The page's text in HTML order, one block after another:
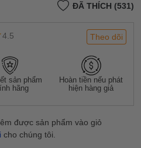
ĐÃ THÍCH (531)
4.5 Theo dõi
sản phẩm
hãng
Hoàn tiền nếu phát
hiện hàng giả
được sản phẩm vào giỏ
cho chúng tôi.